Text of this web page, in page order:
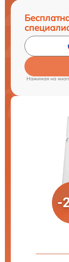
Нажимая на
-